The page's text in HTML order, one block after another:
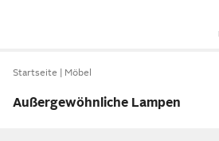
Startseite Möbel
Außergewöhnliche Lampen